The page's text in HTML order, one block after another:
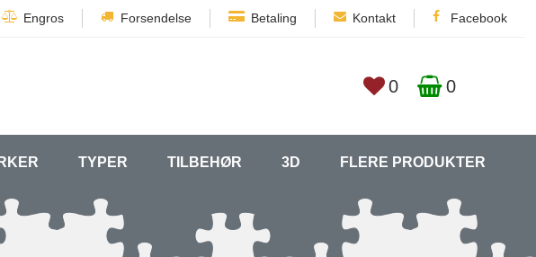
Engros Forsendelse Betaling Kontakt Facebook
0 0
TYPER TILBEHØR 3D FLERE PRODUKTER